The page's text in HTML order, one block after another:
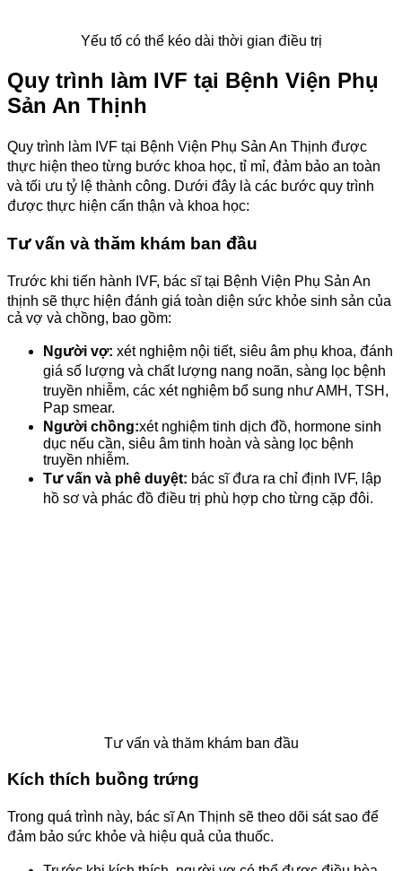
Yếu tố có thể kéo dài thời gian điều trị
Quy trình làm IVF tại Bệnh Viện Phụ
Sản An Thịnh
Quy trình làm IVF tại Bệnh Viện Phụ Sản An Thịnh được
thực hiện theo từng bước khoa học, tỉ mỉ, đảm bảo an toàn
và tối ưu tỷ lệ thành công. Dưới đây là các bước quy trình
được thực hiện cẩn thận và khoa học:
Tư vấn và thăm khám ban đầu
Trước khi tiến hành IVF, bác sĩ tại Bệnh Viện Phụ Sản An
thịnh sẽ thực hiện đánh giá toàn diện sức khỏe sinh sản của
cả vợ và chồng, bao gồm:
Người vợ: xét nghiệm nội tiết, siêu âm phụ khoa, đánh
giá số lượng và chất lượng nang noãn, sàng lọc bệnh
truyền nhiễm, các xét nghiệm bổ sung như AMH, TSH,
Pap smear.
Người chồng:xét nghiệm tinh dịch đồ, hormone sinh
dục nếu cần, siêu âm tinh hoàn và sàng lọc bệnh
truyền nhiễm.
Tư vấn và phê duyệt: bác sĩ đưa ra chỉ định IVF, lập
hồ sơ và phác đồ điều trị phù hợp cho từng cặp đôi.
Tư vấn và thăm khám ban đầu
Kích thích buồng trứng
Trong quá trình này, bác sĩ An Thịnh sẽ theo dõi sát sao để
đảm bảo sức khỏe và hiệu quả của thuốc.